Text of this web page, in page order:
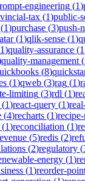
engineering (1)
tax (1)public-
(1)purchase (3)push-
(1)qlik-sense (1)
1)quality-assurance (1
quality-management (
(8)
(1)qweb (3)rag (1)
limiting (3)rdl (1)
(1)react-query (1)
(4)recharts (1)
(1)reconciliation (1)
(5)redis (2)
(2)regulatory (
energy (1)
(1)reorder-